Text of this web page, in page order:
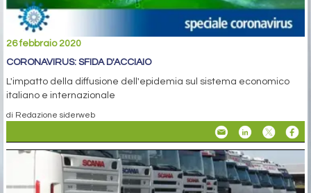
26 febbraio 2020
CORONAVIRUS: SFIDA D'ACCIAIO
L'impatto della diffusione dell'epidemia sul sistema economico
italiano e internazionale
di Redazione siderweb